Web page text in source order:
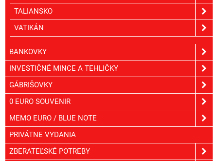
TALIANSKO
VATIKÁN
BANKOVKY
INVESTIČNÉ MINCE A TEHLIČKY
GÁBRIŠOVKY
0 EURO SOUVENIR
MEMO EURO / BLUE NOTE
PRIVÁTNE VYDANIA
ZBERATEĽSKÉ POTREBY